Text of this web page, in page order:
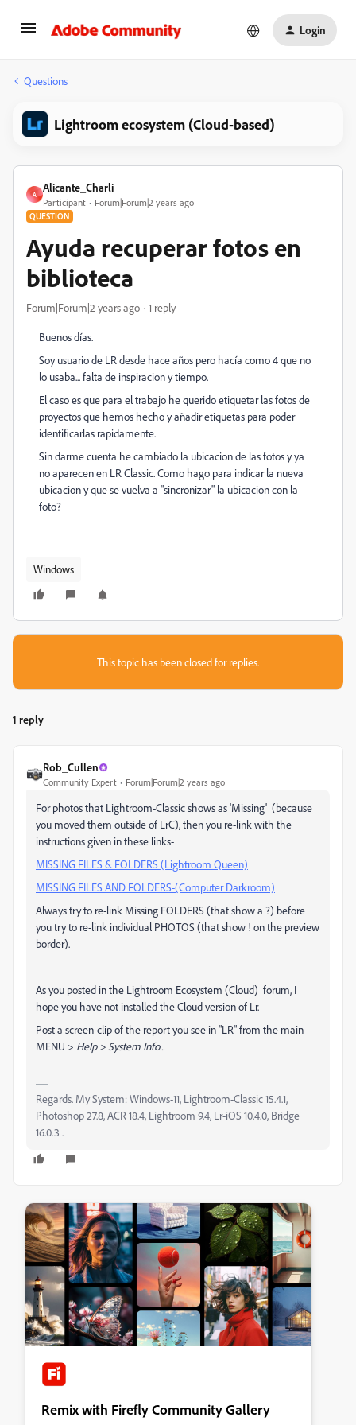
Login
Questions
Lightroom ecosystem (Cloud-based)
A
Alicante_Charli
Participant Forum|Forum|2 years ago
QUESTION
Ayuda recuperar fotos en
biblioteca
Forum|Forum|2 years ago 1 reply
Buenos días.
Soy usuario de LR desde hace años pero hacía como 4 que no
lo usaba... falta de inspiracion y tiempo.
El caso es que para el trabajo he querido etiquetar las fotos de
proyectos que hemos hecho y añadir etiquetas para poder
identificarlas rapidamente.
Sin darme cuenta he cambiado la ubicacion de las fotos y ya
no aparecen en LR Classic. Como hago para indicar la nueva
ubicacion y que se vuelva a "sincronizar" la ubicacion con la
foto?
Windows
This topic has been closed for replies.
1 reply
Rob_Cullen
Community Expert Forum|Forum|2 years ago
For photos that Lightroom-Classic shows as 'Missing' (because
you moved them outside of LrC), then you re-link with the
instructions given in these links-
MISSING FILES & FOLDERS (Lightroom Queen)
MISSING FILES AND FOLDERS-(Computer Darkroom)
Always try to re-link Missing FOLDERS (that show a ?) before
you try to re-link individual PHOTOS (that show ! on the preview
border).
As you posted in the Lightroom Ecosystem (Cloud) forum, I
hope you have not installed the Cloud version of Lr.
Post a screen-clip of the report you see in "LR" from the main
MENU > Help > System Info...
Regards. My System: Windows-11, Lightroom-Classic 15.4.1,
Photoshop 27.8, ACR 18.4, Lightroom 9.4, Lr-iOS 10.4.0, Bridge
16.0.3 .
Remix with Firefly Community Gallery